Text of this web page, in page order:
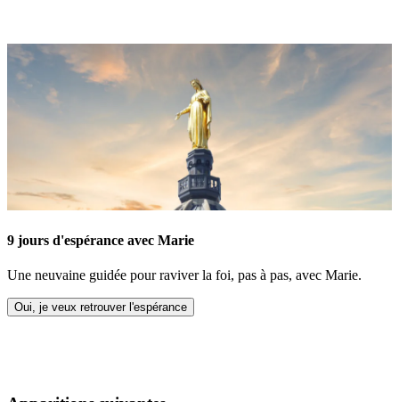
9 jours d'espérance avec Marie
Une neuvaine guidée pour raviver la foi, pas à pas, avec Marie.
Oui, je veux retrouver l'espérance